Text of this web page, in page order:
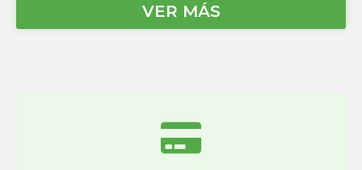
VER MÁS